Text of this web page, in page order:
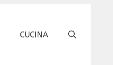
CUCINA